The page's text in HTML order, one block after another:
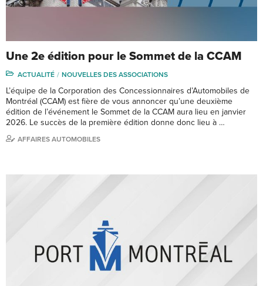
Une 2e édition pour le Sommet de la CCAM
ACTUALITÉ NOUVELLES DES ASSOCIATIONS
L’équipe de la Corporation des Concessionnaires d’Automobiles de
Montréal (CCAM) est fière de vous annoncer qu’une deuxième
édition de l’événement le Sommet de la CCAM aura lieu en janvier
2026. Le succès de la première édition donne donc lieu à …
AFFAIRES AUTOMOBILES